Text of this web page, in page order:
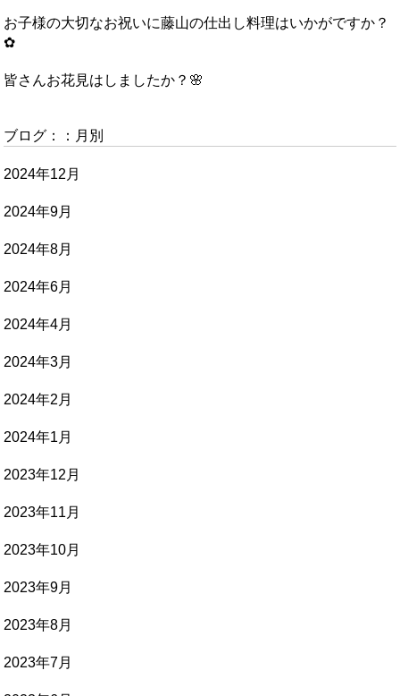
お子様の大切なお祝いに藤山の仕出し料理はいかがですか？
✿
皆さんお花見はしましたか？🌸
ブログ：：月別
2024年12月
2024年9月
2024年8月
2024年6月
2024年4月
2024年3月
2024年2月
2024年1月
2023年12月
2023年11月
2023年10月
2023年9月
2023年8月
2023年7月